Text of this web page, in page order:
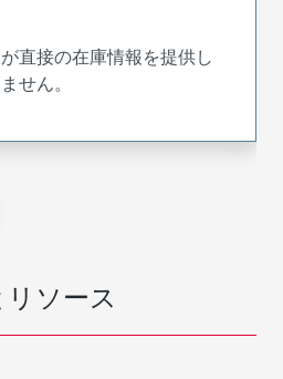
ソース
直接の在庫情報を提供し
せん。